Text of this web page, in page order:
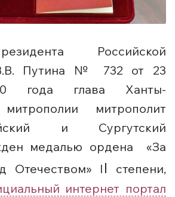
Российской
Путина № 732 от 23
года глава Ханты-
митрополит
и Сургутский
медалью ордена «За
Отечеством» I I
степени,
интернет портал